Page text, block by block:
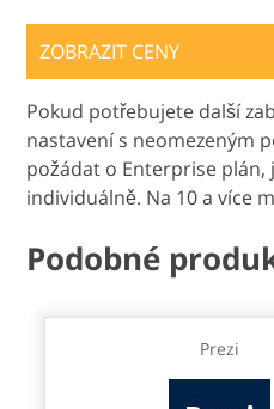
ZOBRAZIT CENY
Pokud potřebujete další
nastavení s neomezeným
požádat o Enterprise plán,
individuálně. Na 10 a více
Podobné
Prezi